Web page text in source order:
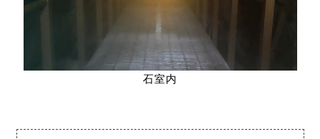
石室内